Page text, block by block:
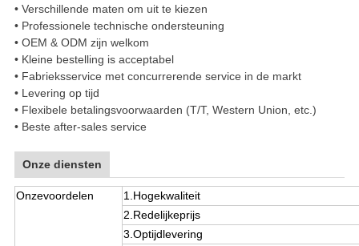
• Verschillende maten om uit te kiezen
• Professionele technische ondersteuning
• OEM & ODM zijn welkom
• Kleine bestelling is acceptabel
• Fabrieksservice met concurrerende service in de markt
• Levering op tijd
• Flexibele betalingsvoorwaarden (T/T, Western Union, etc.)
• Beste after-sales service
Onze diensten
Onzevoordelen
1.Hogekwaliteit
2.Redelijkeprijs
3.Optijdlevering